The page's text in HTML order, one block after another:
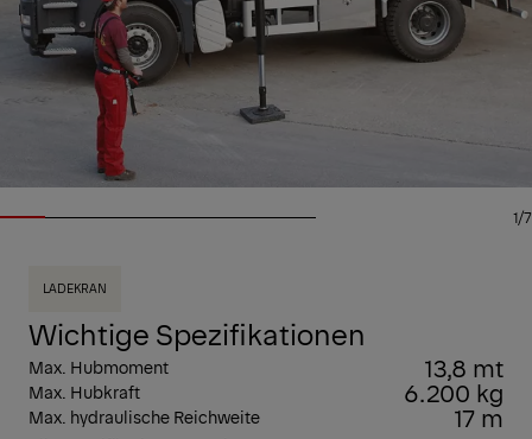
1/7
LADEKRAN
Wichtige Spezifikationen
Max. Hubmoment 13,8 mt
Max. Hubkraft 6.200 kg
Max. hydraulische Reichweite 17 m